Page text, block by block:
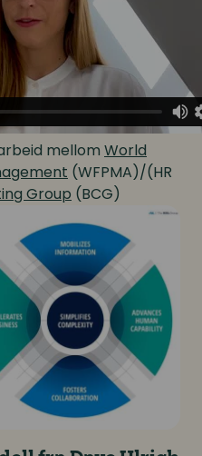
mellom World
(WFPMA)/(HR
Group (BCG)